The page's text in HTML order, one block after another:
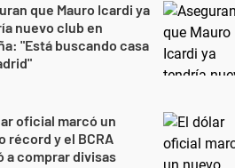
que Mauro Icardi ya
nuevo club en
"Está buscando casa
oficial marcó un
récord y el BCRA
a comprar divisas